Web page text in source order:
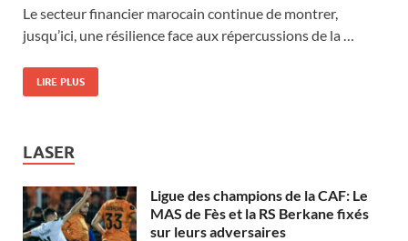
Le secteur financier marocain continue de montrer,
jusqu’ici, une résilience face aux répercussions de la …
LIRE PLUS
LASER
Ligue des champions de la CAF: Le
MAS de Fès et la RS Berkane fixés
sur leurs adversaires